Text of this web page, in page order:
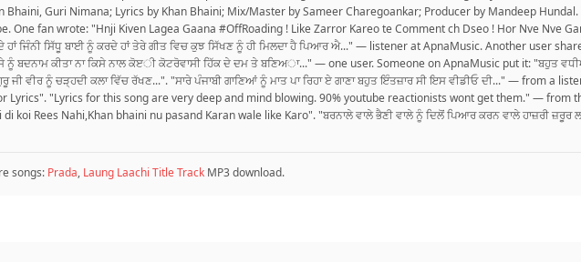
Bhaini, Guri Nimana; Lyrics by Khan Bhaini; Mix/Master by Sameer Charegoankar; Producer by Mandeep
One fan wrote: "Hnji Kiven Lagea Gaana #OffRoading ! Like Zarror Kareo te Comment ch Dseo ! Hor Nve Nve
ਜਿੰਨੀ ਸਿੱਧੂ ਬਾਈ ਨੂੰ ਕਰਦੇ ਹਾਂ ਤੇਰੇ ਗੀਤ ਵਿਚ ਕੁਝ ਸਿੱਖਣ ਨੂੰ ਹੀ ਮਿਲਦਾ ਹੈ ਪਿਆਰ ਐ..." — listener at ApnaMusic. Another user
ਨੂੰ ਬਦਨਾਮ ਕੀਤਾ ਨਾ ਕਿਸੇ ਨਾਲ ਕੋੲੀ ਕੋਟਰੋਵਾਸੀ ਹਿੱਕ ਦੇ ਦਮ ਤੇ ਬਣਿਅਾ..." — one user. Someone on ApnaMusic put it: "ਬਹੁਤ
ਵੀਰ ਨੂੰ ਚੜ੍ਹਦੀ ਕਲਾ ਵਿੱਚ ਰੱਖਣ...". "ਸਾਰੇ ਪੰਜਾਬੀ ਗਾਣਿਆਂ ਨੂੰ ਮਾਤ ਪਾ ਰਿਹਾ ਏ ਗਾਣਾ ਬਹੁਤ ਇੰਤਜ਼ਾਰ ਸੀ ਇਸ ਵੀਡੀਓ ਦੀ..." — from a
Lyrics". "Lyrics for this song are very deep and mind blowing. 90% youtube reactionists wont get them." — from
koi Rees Nahi,Khan bhaini nu pasand Karan wale like Karo". "ਬਰਨਾਲੇ ਵਾਲੇ ਭੈਣੀ ਵਾਲੇ ਨੂੰ ਦਿਲੋਂ ਪਿਆਰ ਕਰਨ ਵਾਲੇ ਹਾਜ਼ਰੀ ਜ਼ਰੂਰ
songs: Prada, Laung Laachi Title Track MP3 download.